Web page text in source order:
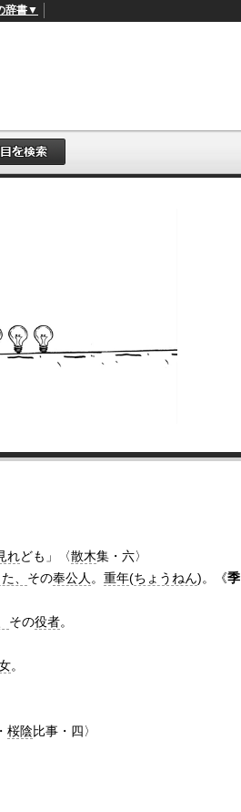
辞書▼
れども」〈散木集・六〉
、 その奉公人 。重年(ちょうねん)。《季
その役者。
。
桜陰比事・四〉